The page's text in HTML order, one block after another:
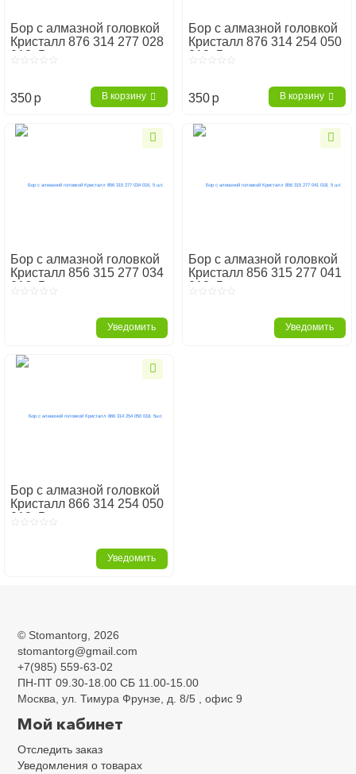
Бор с алмазной головкой
Кристалл 876 314 277 028
018, 5шт.
350p В корзину
Бор с алмазной головкой
Кристалл 876 314 254 050
018, 5шт.
350p В корзину
Бор с алмазной головкой
Кристалл 856 315 277 034
016, 5 шт.
Уведомить
Бор с алмазной головкой
Кристалл 856 315 277 041
018, 5 шт.
Уведомить
Бор с алмазной головкой
Кристалл 866 314 254 050
018, 5шт.
Уведомить
Оливовидные
© Stomantorg , 2026
stomantorg@gmail.com
+7(985) 559-63-02
ПН-ПТ 09.30-18.00 СБ 11.00-15.00
Москва, ул. Тимура Фрунзе, д. 8/5 , офис 9
Мой кабинет
Отследить заказ
Уведомления о товарах